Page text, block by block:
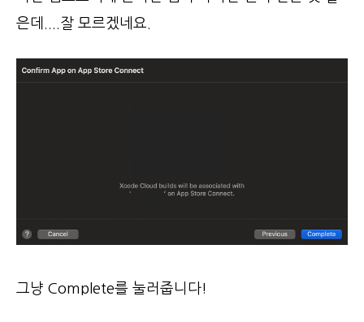
은데....잘 모르겠네요.
그냥 Complete를 눌러줍니다!